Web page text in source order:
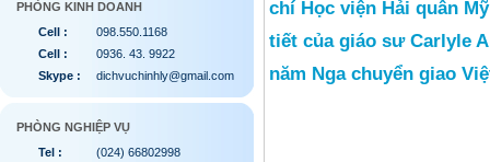
PHÒNG KINH DOANH
Cell :
098.550.1168
Cell :
0936. 43. 9922
Skype :
dichvuchinhly@gmail.com
PHÒNG NGHIỆP VỤ
Tel :
(024) 66802998
chí Học viện Hải quân
tiết của giáo sư Carlyle
năm Nga chuyển giao